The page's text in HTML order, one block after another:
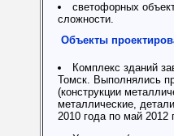
светофорных
сложности.
Объекты
Комплекс зданий
Томск. Выполнялись
(конструкции
металлические,
2010 года по май 2012